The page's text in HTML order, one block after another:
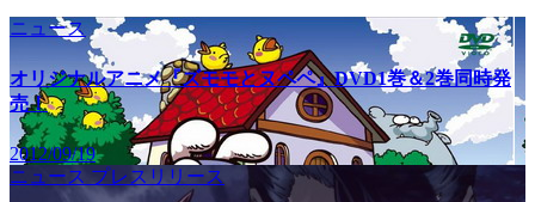
ニュース
オリジナルアニメ『ズモモとヌペペ』DVD1巻＆2巻同時発
売！
2012/09/19
ニュース プレスリリース